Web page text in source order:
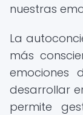
nuestras
La
más
emociones
desarrollar
permite